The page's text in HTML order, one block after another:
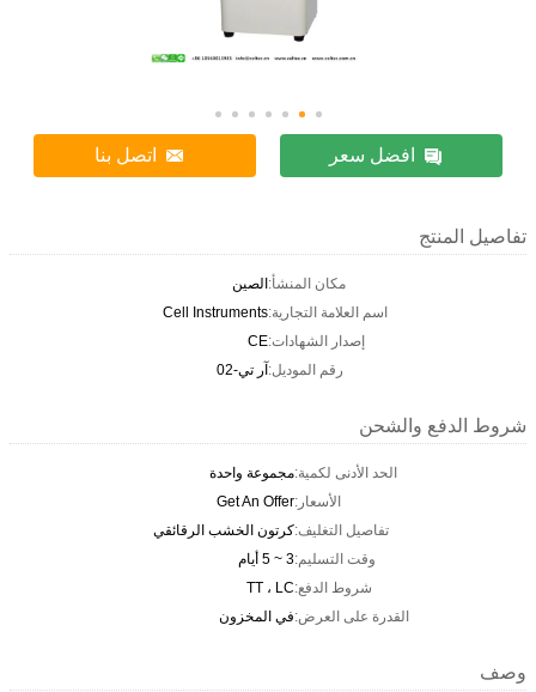
افضل سعر اتصل بنا
تفاصيل المنتج
مكان المنشأ:الصين
اسم العلامة التجارية:Cell Instruments
إصدار الشهادات:CE
رقم الموديل:آر تي-02
شروط الدفع والشحن
الحد الأدنى لكمية:مجموعة واحدة
الأسعار:Get An Offer
تفاصيل التغليف:كرتون الخشب الرقائقي
وقت التسليم:3 ~ 5 أيام
شروط الدفع:TT ، LC
القدرة على العرض:في المخزون
وصف